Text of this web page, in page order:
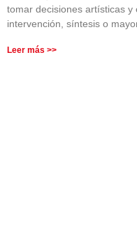
tomar decisiones artísticas
intervención, síntesis o
Leer más >>